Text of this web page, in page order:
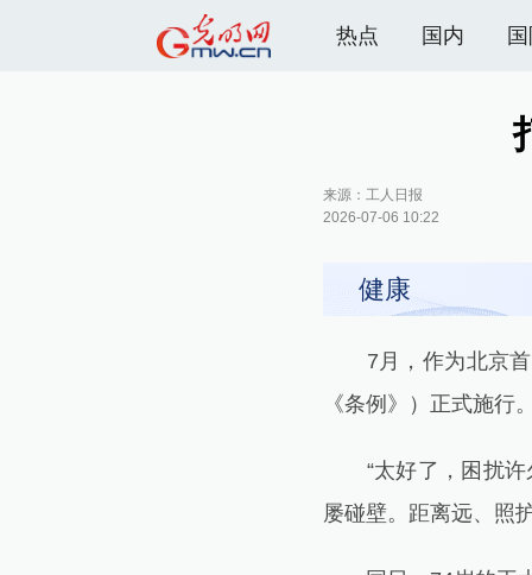
热点 国内
来源： 工人日报
2026-07-06 10:22
健康
7月，作为北京首
《条例》）正式施行
“太好了，困扰许
屡碰壁。距离远、照